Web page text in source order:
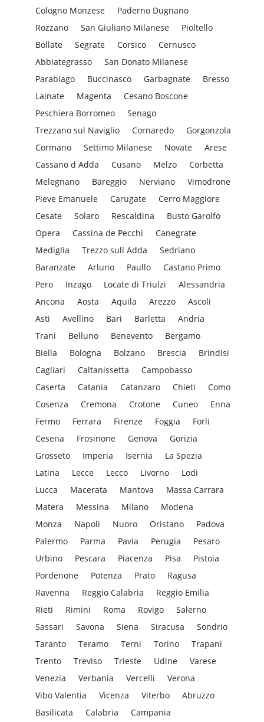
Cologno Monzese
Paderno Dugnano
Rozzano
San Giuliano Milanese
Pioltello
Bollate
Segrate Corsico
Cernusco
Abbiategrasso
San Donato Milanese
Parabiago
Buccinasco Garbagnate
Bresso
Lainate
Magenta
Cesano Boscone
Peschiera Borromeo
Senago
Trezzano sul Naviglio
Cornaredo
Gorgonzola
Cormano
Settimo Milanese Novate
Arese
Cassano d Adda
Cusano Melzo
Corbetta
Melegnano
Bareggio Nerviano
Vimodrone
Pieve Emanuele
Carugate
Cerro Maggiore
Cesate
Solaro Rescaldina
Busto Garolfo
Opera
Cassina de Pecchi
Canegrate
Mediglia
Trezzo sull Adda
Sedriano
Baranzate
Arluno Paullo
Castano Primo
Pero
Inzago Locate di Triulzi
Alessandria
Ancona
Aosta Aquila Arezzo
Ascoli
Asti
Avellino Bari Barletta
Andria
Trani
Belluno Benevento
Bergamo
Biella
Bologna Bolzano Brescia
Brindisi
Cagliari
Caltanissetta
Campobasso
Caserta
Catania Catanzaro Chieti
Como
Cosenza
Cremona Crotone Cuneo
Enna
Fermo
Ferrara Firenze Foggia
Forli
Cesena
Frosinone Genova
Gorizia
Grosseto
Imperia Isernia
La Spezia
Latina
Lecce Lecco Livorno
Lodi
Lucca
Macerata Mantova
Massa Carrara
Matera
Messina Milano
Modena
Monza
Napoli Nuoro Oristano
Padova
Palermo
Parma Pavia Perugia
Pesaro
Urbino
Pescara Piacenza Pisa
Pistoia
Pordenone
Potenza Prato
Ragusa
Ravenna
Reggio Calabria
Reggio Emilia
Rieti
Rimini Roma Rovigo
Salerno
Sassari
Savona Siena Siracusa
Sondrio
Taranto
Teramo Terni Torino
Trapani
Trento
Treviso Trieste Udine
Varese
Venezia
Verbania Vercelli
Verona
Vibo Valentia
Vicenza Viterbo
Abruzzo
Basilicata
Calabria Campania